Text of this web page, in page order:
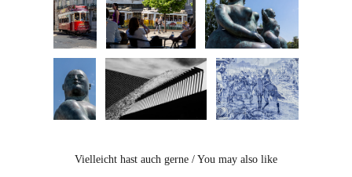
Vielleicht hast auch gerne / You may also like